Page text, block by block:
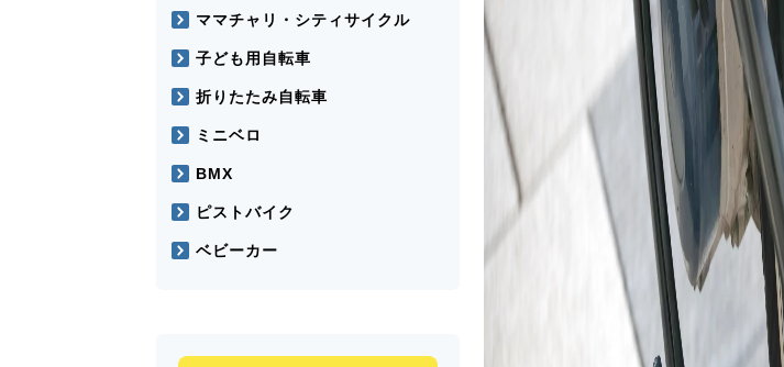
ママチャリ・シティサイクル
子ども用自転車
折りたたみ自転車
ミニベロ
BMX
ピストバイク
ベビーカー